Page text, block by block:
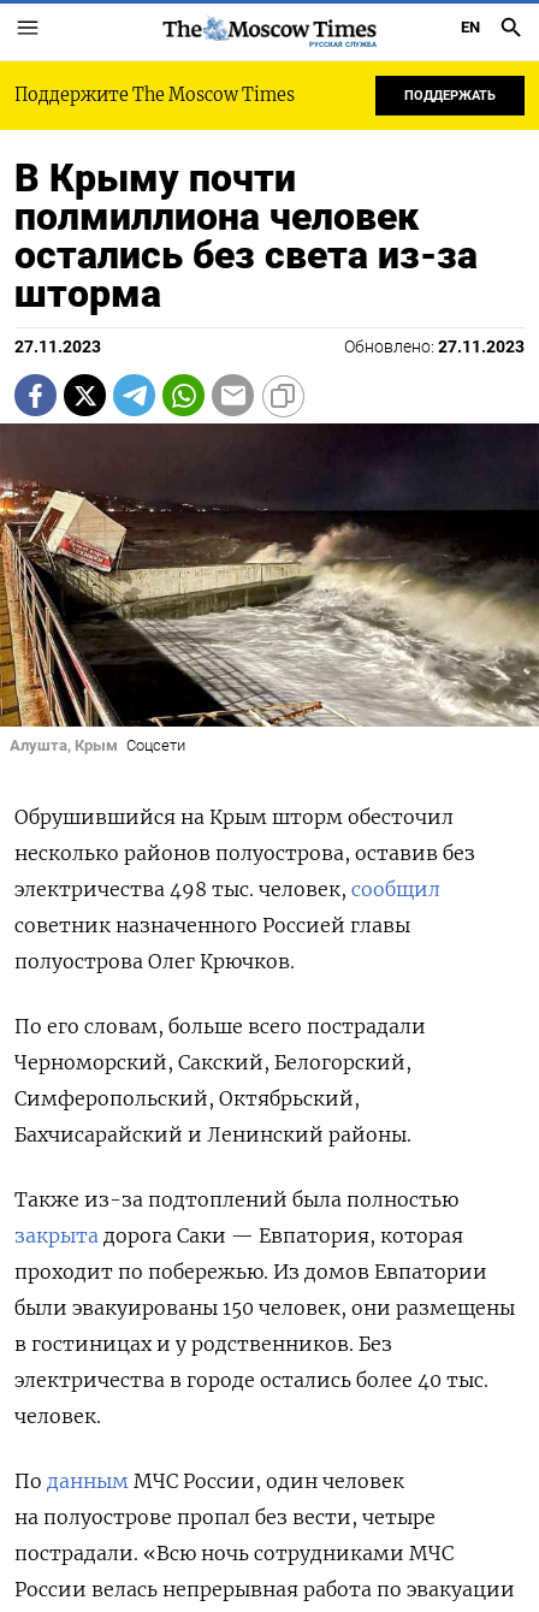
РУССКАЯ СЛУЖБА
EN
Поддержите The Moscow Times ПОДДЕРЖАТЬ
В Крыму почти
полмиллиона человек
остались без света из-за
шторма
27.11.2023 Обновлено: 27.11.2023
Алушта, Крым Соцсети
Обрушившийся на Крым шторм обесточил
несколько районов полуострова, оставив без
электричества 498 тыс. человек, сообщил
советник назначенного Россией главы
полуострова Олег Крючков.
По его словам, больше всего пострадали
Черноморский, Сакский, Белогорский,
Симферопольский, Октябрьский,
Бахчисарайский и Ленинский районы.
Также из-за подтоплений была полностью
закрыта дорога Саки — Евпатория, которая
проходит по побережью. Из домов Евпатории
были эвакуированы 150 человек, они размещены
в гостиницах и у родственников. Без
электричества в городе остались более 40 тыс.
человек.
По данным МЧС России, один человек
на полуострове пропал без вести, четыре
пострадали. «Всю ночь сотрудниками МЧС
России велась непрерывная работа по эвакуации